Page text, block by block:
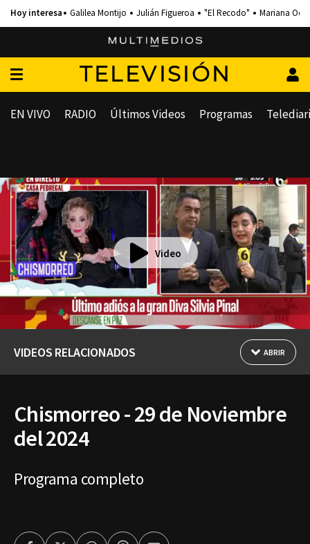
Galilea Montijo Julián Figueroa "El Recodo" Mariana
TELEVISIÓN
EN VIVO RADIO Últimos Videos Programas
Video
VIDEOS RELACIONADOS ABRIR
Chismorreo - 29 de Noviembre
del 2024
Programa completo